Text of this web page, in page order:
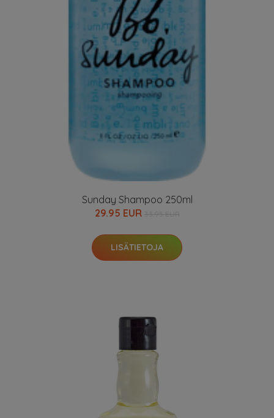
Sunday Shampoo 250ml
29.95 EUR
LISÄTIETOJA